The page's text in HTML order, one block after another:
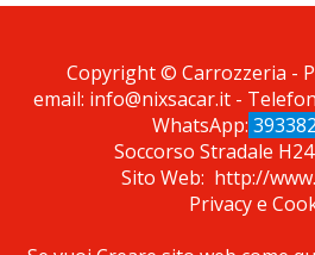
Copyright © Carrozzeria -
email: info@nixsacar.it-
WhatsApp:
Soccorso Stradale H24
Sito Web: http://
Privacye